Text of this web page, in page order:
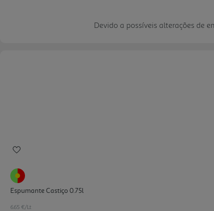
Devido a possíveis alterações de
Espumante Castiço 0.75l
6.65 €/Lt